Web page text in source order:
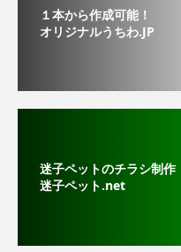
１本から作成可能！
オリジナルうちわ.JP
迷子ペットのチラシ制作
迷子ペット.net